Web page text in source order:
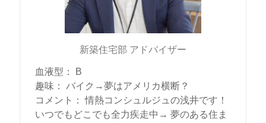
新築住宅部 アドバイザー
血液型 ：
B
趣味 ：
バイク→夢はアメリカ横断？
コメント
： 情熱コンシュルジュの浅井です！
いつでもどこでも全力疾走中→ 夢のある住ま